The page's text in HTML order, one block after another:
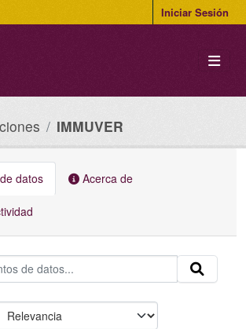
Iniciar Sesión
IMMUVER
datos Acerca de